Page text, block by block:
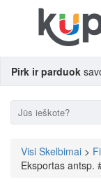
Pirk ir parduok
Visi Skelbimai >
Eksportas antsp.